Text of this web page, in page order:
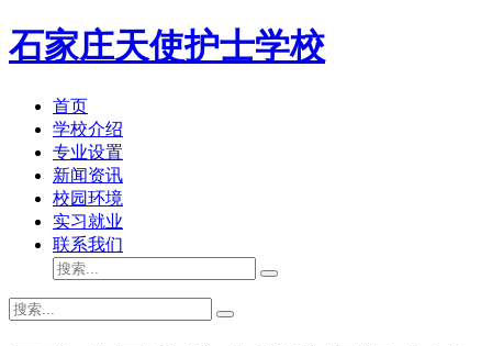
石家庄天使护士学校
首页
学校介绍
专业设置
新闻资讯
校园环境
实习就业
联系我们